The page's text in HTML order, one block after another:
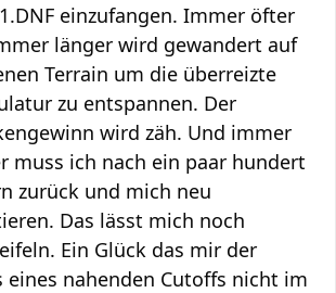
einzufangen. Immer öfter
länger wird gewandert auf
Terrain um die überreizte
zu entspannen. Der
wird zäh. Und immer
muss ich nach ein paar hundert
zurück und mich neu
Das lässt mich noch
Ein Glück das mir der
eines nahenden Cutoffs nicht im